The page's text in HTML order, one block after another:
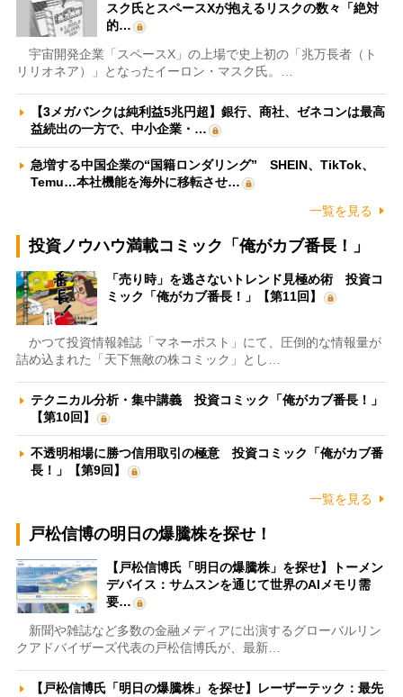
スク氏とスペースXが抱えるリスクの数々「絶対
的…
宇宙開発企業「スペースX」の上場で史上初の「兆万長者（ト
リリオネア）」となったイーロン・マスク氏。…
【3メガバンクは純利益5兆円超】銀行、商社、ゼネコンは最高
益続出の一方で、中小企業・…
急増する中国企業の“国籍ロンダリング” SHEIN、TikTok、
Temu…本社機能を海外に移転させ…
一覧を見る
投資ノウハウ満載コミック「俺がカブ番長！」
「売り時」を逃さないトレンド見極め術 投資コ
ミック「俺がカブ番長！」【第11回】
かつて投資情報雑誌「マネーポスト」にて、圧倒的な情報量が
詰め込まれた「天下無敵の株コミック」とし…
テクニカル分析・集中講義 投資コミック「俺がカブ番長！」
【第10回】
不透明相場に勝つ信用取引の極意 投資コミック「俺がカブ番
長！」【第9回】
一覧を見る
戸松信博の明日の爆騰株を探せ！
【戸松信博氏「明日の爆騰株」を探せ】トーメン
デバイス：サムスンを通じて世界のAIメモリ需
要…
新聞や雑誌など多数の金融メディアに出演するグローバルリン
クアドバイザーズ代表の戸松信博氏が、最新…
【戸松信博氏「明日の爆騰株」を探せ】レーザーテック：最先